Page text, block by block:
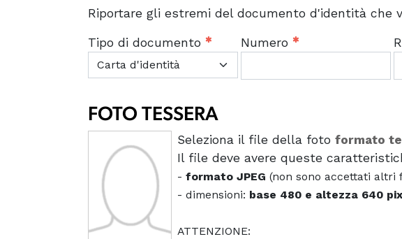
Riportare gli estremi del documento d'identità che
Tipo di documento Numero
FOTO TESSERA
Seleziona il file della foto formato
Il file deve avere queste
- formato JPEG (non sono accettati altri
- dimensioni: base 480 e altezza 640
ATTENZIONE: